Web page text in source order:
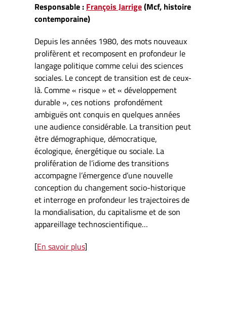
Responsable : François Jarrige(Mcf, histoire
contemporaine)
Depuis les années 1980, des mots nouveaux
prolifèrent et recomposent en profondeur le
langage politique comme celui des sciences
sociales. Le concept de transition est de ceux-
là. Comme « risque » et « développement
durable », ces notions profondément
ambiguës ont conquis en quelques années
une audience considérable. La transition peut
être démographique, démocratique,
écologique, énergétique ou sociale. La
prolifération de l’idiome des transitions
accompagne l’émergence d’une nouvelle
conception du changement socio-historique
et interroge en profondeur les trajectoires de
la mondialisation, du capitalisme et de son
appareillage technoscientifique…
[En savoir plus]